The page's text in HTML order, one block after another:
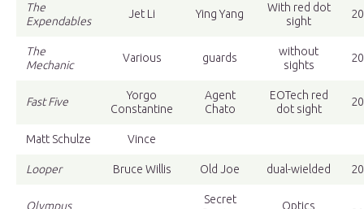
The
Expendables
Jet Li Ying Yang
With red dot
sight
The
Mechanic
Various guards
without
sights
Fast Five
Yorgo
Constantine
Agent
Chato
EOTech red
dot sight
Matt Schulze Vince
Looper Bruce Willis Old Joe dual-wielded
Olympus
Secret
Optics